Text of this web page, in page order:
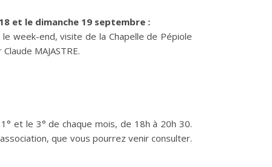
et le dimanche 19 septembre :
week-end, visite de la Chapelle de Pépiole
MAJASTRE.
et le 3° de chaque mois, de 18h à 20h 30.
que vous pourrez venir consulter.